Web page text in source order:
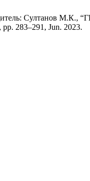
283–291, Jun. 2023.